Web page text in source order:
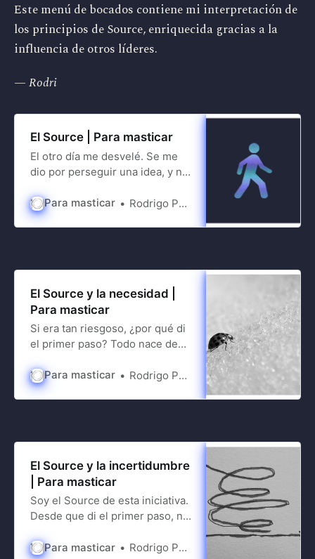
Este menú de bocados contiene mi interpretación de
los principios de Source, enriquecida gracias a la
influencia de otros líderes.
— Rodri
El Source | Para masticar
El otro día me desvelé. Se me
dio por perseguir una idea, y no
la mañana, y no podía dejar de
pensar en este blog. Me levanté
Para masticar Rodrigo Ponce de León
El Source y la necesidad |
Para masticar
Si era tan riesgoso, ¿por qué di
el primer paso? Todo nace de
permitió explorar diversas
facetas profesionales. Me vestí
branding. Este abanico de
experiencias hizo que
Para masticar Rodrigo Ponce de León
El Source y la incertidumbre
| Para masticar
Soy el Source de esta iniciativa.
Desde que di el primer paso, no
siguientes. Siento la necesidad
Para masticar Rodrigo Ponce de León